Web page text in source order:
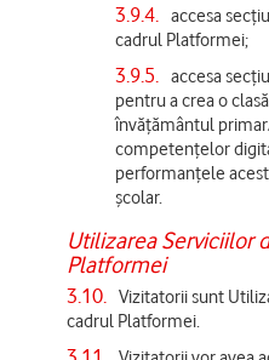
3.9.4.
accesa
cadrul Platformei;
3.9.5.
accesa
pentru a crea o
învățământul
competențelor
performanțele
școlar.
Utilizarea Serviciilor
Platformei
3.10.
Vizitatorii sunt
cadrul Platformei.